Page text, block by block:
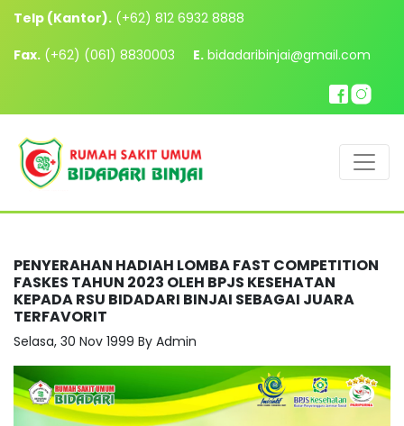
Telp (Kantor). (+62) 812 6932 8888
Fax. (+62) (061) 8830003 E. bidadaribinjai@gmail.com
PENYERAHAN HADIAH LOMBA FAST COMPETITION
FASKES TAHUN 2023 OLEH BPJS KESEHATAN
KEPADA RSU BIDADARI BINJAI SEBAGAI JUARA
TERFAVORIT
Selasa, 30 Nov 1999 By Admin